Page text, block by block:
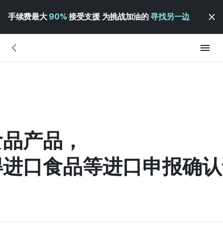
手续费最大 90% 接受支援 为挑战加油的寻找另一边
产品，
口食品等进口申报确